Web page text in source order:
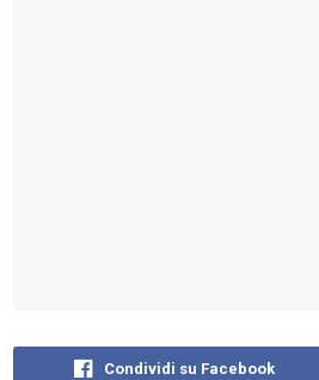
Condividi su Facebook